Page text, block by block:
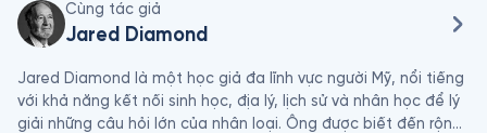
Cùng tác giả
Jared Diamond
Jared Diamond là một học giả đa lĩnh vực người Mỹ, nổi tiếng
với khả năng kết nối sinh học, địa lý, lịch sử và nhân học để lý
giải những câu hỏi lớn của nhân loại. Ông được biết đến rộng